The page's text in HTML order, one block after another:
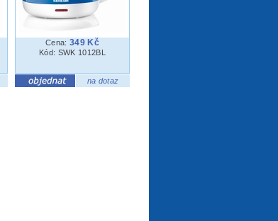
Cena: 349 Kč
Kód: SWK 1012BL
na dotaz